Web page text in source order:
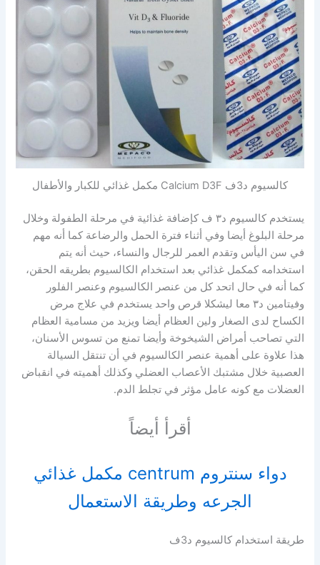
كالسيوم د3ف Calcium D3F مكمل غذائي للكبار والأطفال
يستخدم كالسيوم د۳ ف كإضافة غذائية في مرحلة الطفولة وخلال
مرحلة البلوغ أيضا وفي أثناء فترة الحمل والرضاعة كما أنه مهم
في سن اليأس وتقدم العمر للرجال والنساء، حيث أنه يتم
استخدامه كمكمل غذائي بعد استخدام الكالسيوم بطريقه الحقن،
كما أنه في حال اتحد كل من عنصر الكالسيوم وعنصر الفلور
وفيتامين د۳ معا ليشكلا قرص واحد يستخدم في علاج مرض
الكساح لدى الصغار ولين العظام أيضا ويزيد من مسامية العظام
التي تصاحب أمراض الشيخوخة وأيضا تمنع من تسوس الأسنان،
هذا علاوة على أهمية عنصر الكالسيوم في أن تنتقل السيالة
العصبية خلال مشتبك الأعصاب العضلي وكذلك أهميته في انقباض
العضلات مع كونه عامل مؤثر في تجلط الدم.
أقرأ أيضاً
دواء سنتروم centrum مكمل غذائي
الجرعه وطريقة الاستعمال
طريقة استخدام كالسيوم د3ف